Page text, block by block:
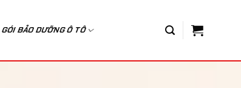
GÓI BẢO DƯỠNG Ô TÔ